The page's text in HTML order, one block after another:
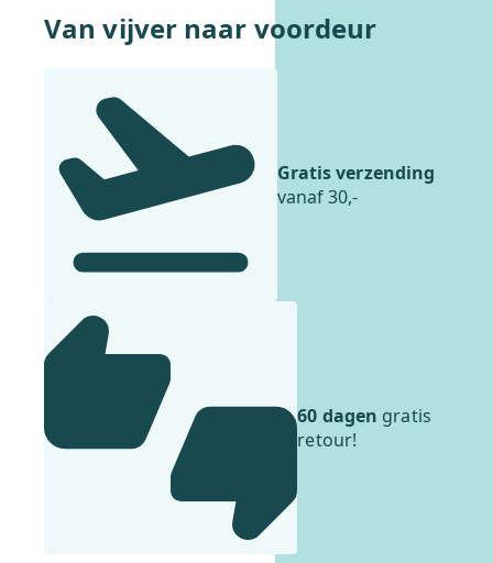
Van vijver naar voordeur
Gratis verzending
vanaf 30,-
60 dagen gratis
retour!